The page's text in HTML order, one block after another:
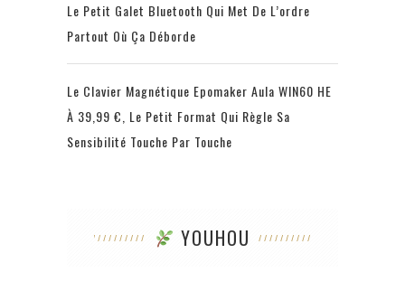
Le Petit Galet Bluetooth Qui Met De L’ordre
Partout Où Ça Déborde
Le Clavier Magnétique Epomaker Aula WIN60 HE
À 39,99 €, Le Petit Format Qui Règle Sa
Sensibilité Touche Par Touche
YOUHOU